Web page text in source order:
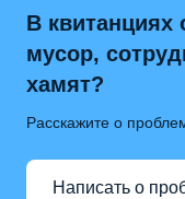
В
мусор,
хамят?
Расскажите о
Написать о